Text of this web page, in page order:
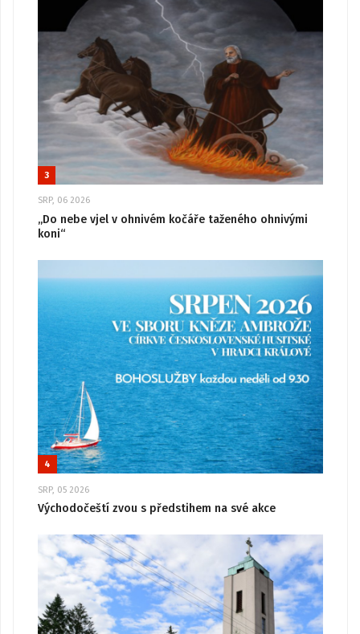
3
SRP, 06 2026
„Do nebe vjel v ohnivém kočáře taženého ohnivými
koni“
4
SRP, 05 2026
Východočeští zvou s předstihem na své akce